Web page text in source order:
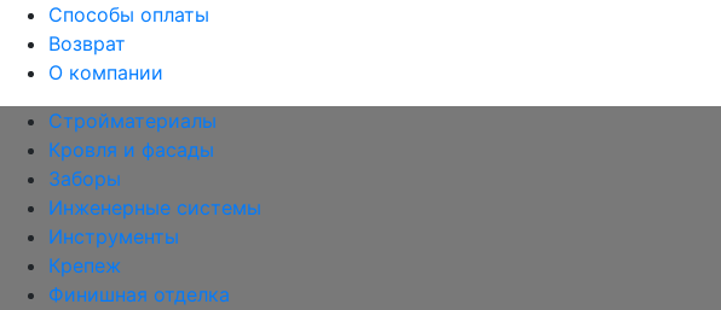
Способы оплаты
Возврат
О компании
Стройматериалы
Кровля и фасады
Заборы
Инженерные системы
Инструменты
Крепеж
Финишная отделка